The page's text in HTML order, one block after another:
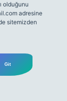
olduğunu
adresine
sitemizden